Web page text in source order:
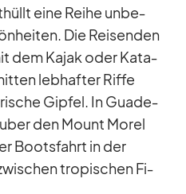
eine Reihe un­be­
Die Rei­sen­den
dem Ka­jak oder Ka­ta­
leb­haf­ter Riffe
Gip­fel. In Gua­de­
den Mount Mo­rel
Boots­fahrt in der
tro­pi­schen Fi­